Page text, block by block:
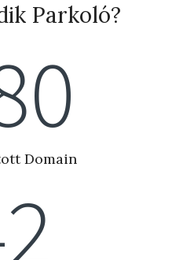
Parkoló?
Domain